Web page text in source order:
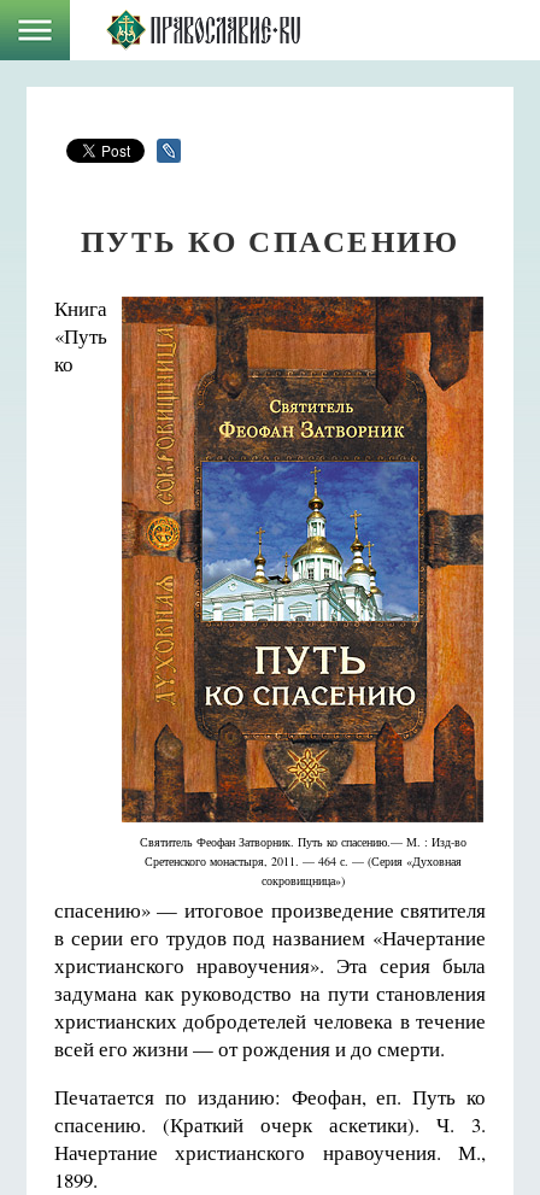
ПУТЬ КО СПАСЕНИЮ
Святитель Феофан Затворник. Путь ко спасению.— М. : Изд-во
Сретенского монастыря, 2011. — 464 с. — (Серия «Духовная
сокровищница»)
Книга
«Путь
ко
спасению» — итоговое произведение святителя
в серии его трудов под названием «Начертание
христианского нравоучения». Эта серия была
задумана как руководство на пути становления
христианских добродетелей человека в течение
всей его жизни — от рождения и до смерти.
Печатается по изданию: Феофан, еп. Путь ко
спасению. (Краткий очерк аскетики). Ч. 3.
Начертание христианского нравоучения. М.,
1899.